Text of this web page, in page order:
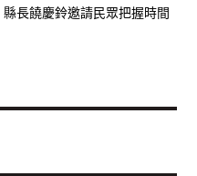
縣長饒慶鈴邀請民眾把握時間